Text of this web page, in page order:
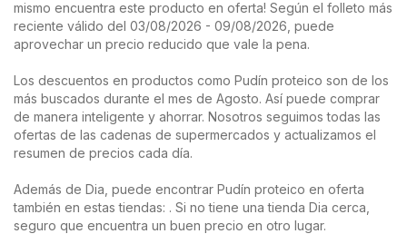
mismo encuentra este producto en oferta! Según el folleto más
reciente válido del 03/08/2026 - 09/08/2026, puede
aprovechar un precio reducido que vale la pena.
Los descuentos en productos como Pudín proteico son de los
más buscados durante el mes de Agosto. Así puede comprar
de manera inteligente y ahorrar. Nosotros seguimos todas las
ofertas de las cadenas de supermercados y actualizamos el
resumen de precios cada día.
Además de Dia, puede encontrar Pudín proteico en oferta
también en estas tiendas: . Si no tiene una tienda Dia cerca,
seguro que encuentra un buen precio en otro lugar.